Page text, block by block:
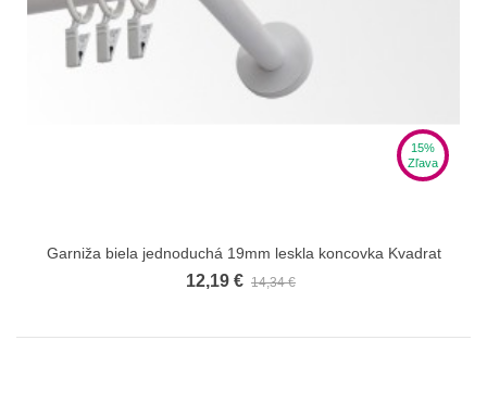
15%
Zľava
Garniža biela jednoduchá 19mm leskla koncovka Kvadrat
12,19 € 14,34 €